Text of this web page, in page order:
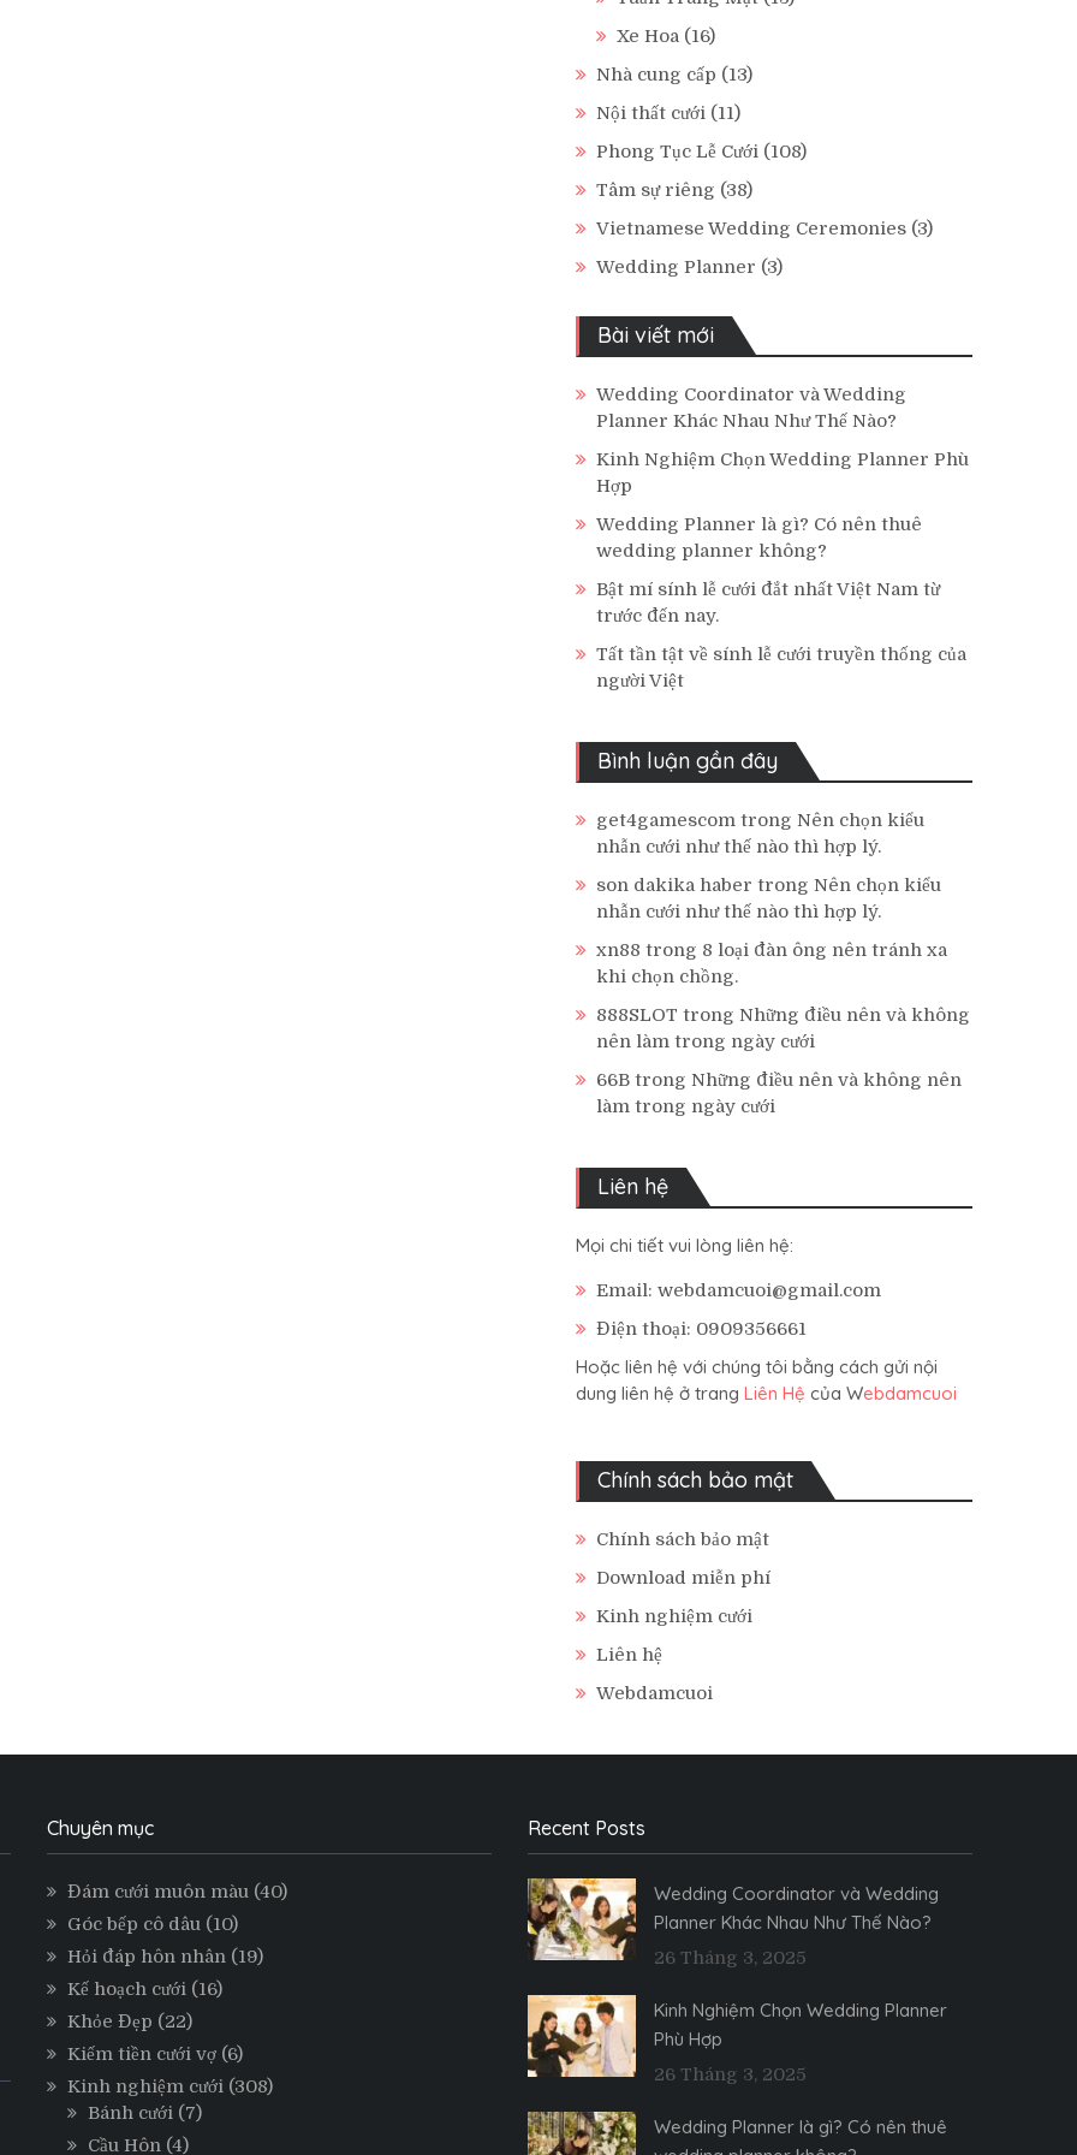
Xe Hoa (16)
Nhà cung cấp (13)
Nội thất cưới (11)
Phong Tục Lễ Cưới (108)
Tâm sự riêng (38)
Vietnamese Wedding Ceremonies (3)
Wedding Planner (3)
Bài viết mới
Wedding Coordinator và Wedding
Planner Khác Nhau Như Thế Nào?
Kinh Nghiệm Chọn Wedding Planner Phù
Hợp
Wedding Planner là gì? Có nên thuê
wedding planner không?
Bật mí sính lễ cưới đắt nhất Việt Nam từ
trước đến nay.
Tất tần tật về sính lễ cưới truyền thống của
người Việt
Bình luận gần đây
get4gamescom trong Nên chọn kiểu
nhẫn cưới như thế nào thì hợp lý.
son dakika haber trong Nên chọn kiểu
nhẫn cưới như thế nào thì hợp lý.
xn88 trong 8 loại đàn ông nên tránh xa
khi chọn chồng.
888SLOT trong Những điều nên và không
nên làm trong ngày cưới
66B trong Những điều nên và không nên
làm trong ngày cưới
Liên hệ
Mọi chi tiết vui lòng liên hệ:
Email: webdamcuoi@gmail.com
Điện thoại: 0909356661
Hoặc liên hệ với chúng tôi bằng cách gửi nội
dung liên hệ ở trang Liên Hệ của Webdamcuoi
Chính sách bảo mật
Chính sách bảo mật
Download miễn phí
Kinh nghiệm cưới
Liên hệ
Webdamcuoi
Chuyên mục
Đám cưới muôn màu(40)
Góc bếp cô dâu(10)
Hỏi đáp hôn nhân(19)
Kế hoạch cưới(16)
Khỏe Đẹp (22)
Kiếm tiền cưới vợ(6)
Kinh nghiệm cưới(308)
Bánh cưới(7)
Cầu Hôn(4)
Recent Posts
Wedding Coordinator và Wedding
Planner Khác Nhau Như Thế Nào?
26 Tháng 3, 2025
Kinh Nghiệm Chọn Wedding Planner
Phù Hợp
26 Tháng 3, 2025
Wedding Planner là gì? Có nên thuê